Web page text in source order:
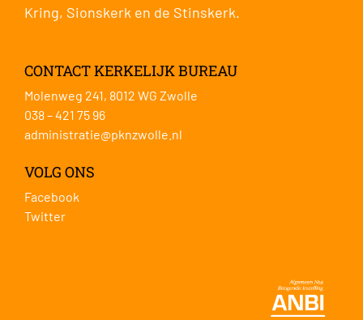
Kring, Sionskerk en de Stinskerk.
CONTACT KERKELIJK BUREAU
Molenweg 241, 8012 WG Zwolle
038 – 421 75 96
administratie@pknzwolle.nl
VOLG ONS
Facebook
Twitter